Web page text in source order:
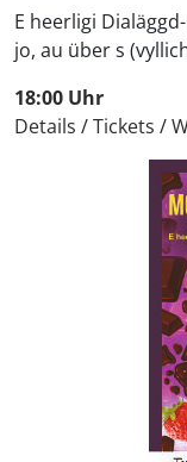
E heerligi
jo, au über s
18:00 Uhr
Details /Tickets /